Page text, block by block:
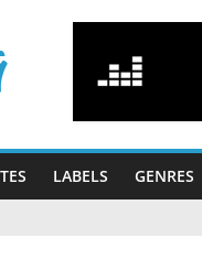
LABELS GENRES